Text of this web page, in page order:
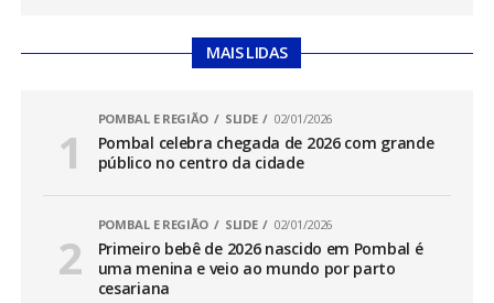
MAIS LIDAS
POMBAL E REGIÃO SLIDE 02/01/2026
Pombal celebra chegada de 2026 com grande
público no centro da cidade
POMBAL E REGIÃO SLIDE 02/01/2026
Primeiro bebê de 2026 nascido em Pombal é
uma menina e veio ao mundo por parto
cesariana